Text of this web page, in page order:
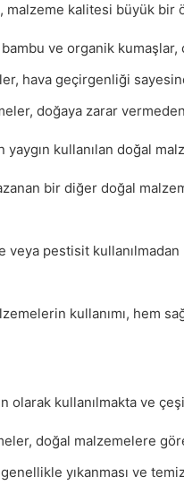
kalitesi büyük bir
bambu ve organik
hava geçirgenliği
doğaya zarar
yaygın kullanılan doğal
bir diğer doğal
veya pestisit
kullanımı, hem
olarak kullanılmakta ve
doğal malzemelere
yıkanması ve